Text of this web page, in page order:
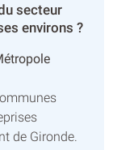
secteur
environs ?
de Gironde.